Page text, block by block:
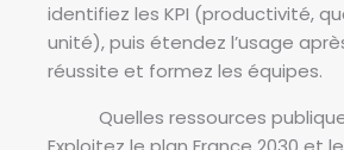
identifiez les KPI (productivité,
unité), puis étendez l’usage
réussite et formez les équipes.
Quelles ressources